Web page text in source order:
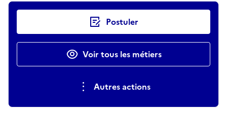
Actions rapides Postuler
Voir tous les métiers
Autres actions